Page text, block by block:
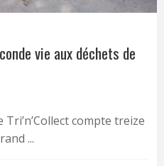
vie aux déchets de
compte treize
...